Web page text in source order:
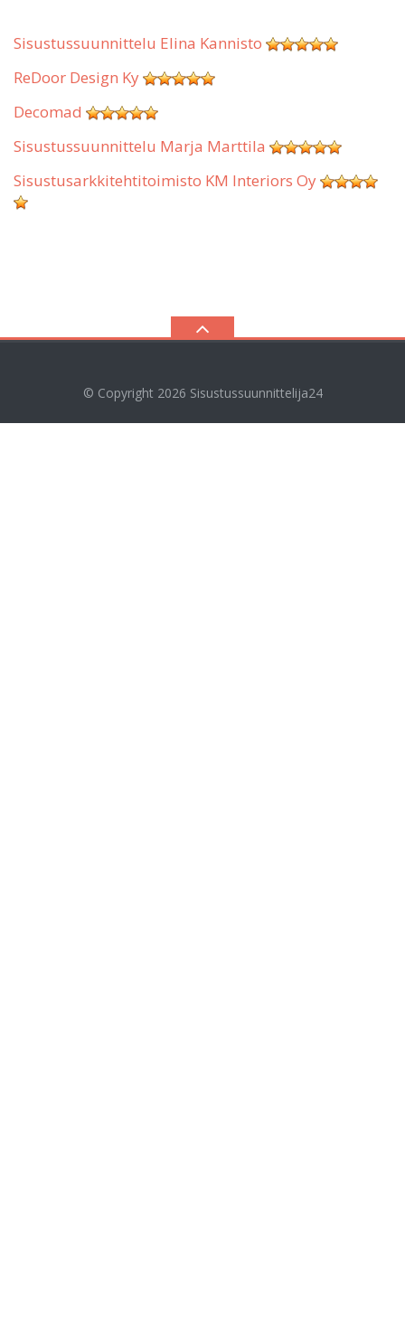
Sisustussuunnittelu Elina Kannisto
ReDoor Design Ky
Decomad
Sisustussuunnittelu Marja Marttila
Sisustusarkkitehtitoimisto KM Interiors Oy
© Copyright 2026 Sisustussuunnittelija24